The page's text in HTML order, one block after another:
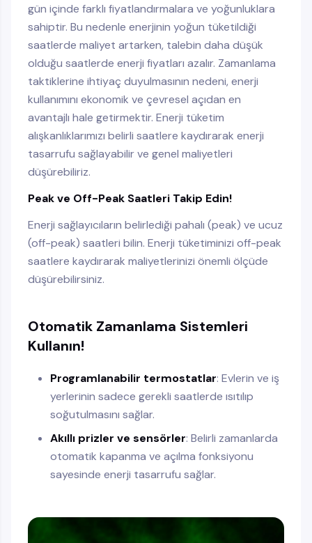
gün içinde farklı fiyatlandırmalara ve yoğunluklara
sahiptir. Bu nedenle enerjinin yoğun tüketildiği
saatlerde maliyet artarken, talebin daha düşük
olduğu saatlerde enerji fiyatları azalır. Zamanlama
taktiklerine ihtiyaç duyulmasının nedeni, enerji
kullanımını ekonomik ve çevresel açıdan en
avantajlı hale getirmektir. Enerji tüketim
alışkanlıklarımızı belirli saatlere kaydırarak enerji
tasarrufu sağlayabilir ve genel maliyetleri
düşürebiliriz.
Peak ve Off-Peak Saatleri Takip Edin!
Enerji sağlayıcıların belirlediği pahalı (peak) ve ucuz
(off-peak) saatleri bilin. Enerji tüketiminizi off-peak
saatlere kaydırarak maliyetlerinizi önemli ölçüde
düşürebilirsiniz.
Otomatik Zamanlama Sistemleri
Kullanın!
Programlanabilir termostatlar: Evlerin ve iş
yerlerinin sadece gerekli saatlerde ısıtılıp
soğutulmasını sağlar.
Akıllı prizler ve sensörler: Belirli zamanlarda
otomatik kapanma ve açılma fonksiyonu
sayesinde enerji tasarrufu sağlar.